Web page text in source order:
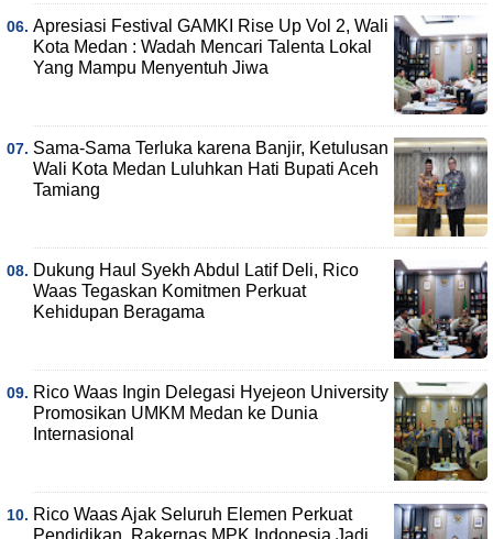
Apresiasi Festival GAMKI Rise Up Vol 2, Wali
Kota Medan : Wadah Mencari Talenta Lokal
Yang Mampu Menyentuh Jiwa
Sama-Sama Terluka karena Banjir, Ketulusan
Wali Kota Medan Luluhkan Hati Bupati Aceh
Tamiang
Dukung Haul Syekh Abdul Latif Deli, Rico
Waas Tegaskan Komitmen Perkuat
Kehidupan Beragama
Rico Waas Ingin Delegasi Hyejeon University
Promosikan UMKM Medan ke Dunia
Internasional
Rico Waas Ajak Seluruh Elemen Perkuat
Pendidikan, Rakernas MPK Indonesia Jadi